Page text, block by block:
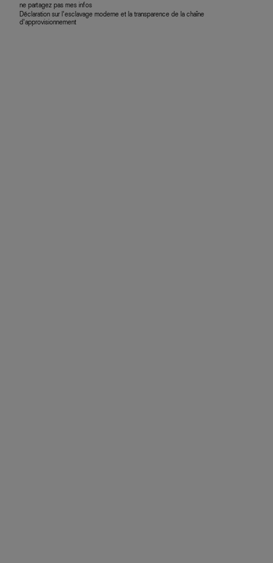
ne partagez pas mes infos
Déclaration sur l’esclavage moderne et la transparence de la chaîne
d’approvisionnement